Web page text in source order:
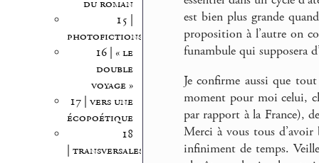
du roman
15 |
photofictions
16 | « le
double
voyage »
17 | vers une
écopoétique
18
| transversales
est bien plus grande
proposition à l’autre on
funambule qui supposera
Je confirme aussi que
moment pour moi celui,
par rapport à la France),
Merci à vous tous d’avoir
infiniment de temps.